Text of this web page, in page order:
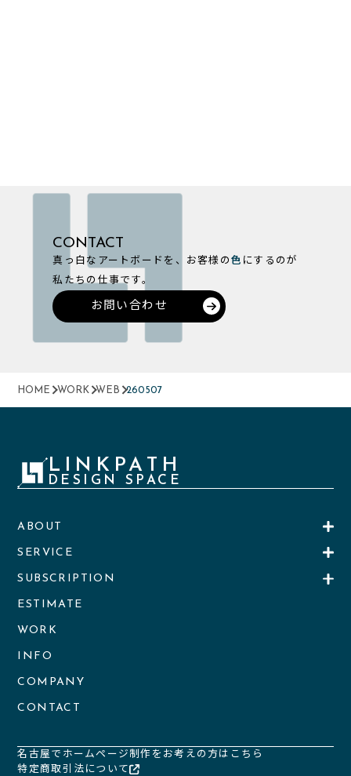
CONTACT
真っ白なアートボードを、お客様の 色 にするのが
私たちの仕事です。
お問い合わせ
HOME WORK WEB 260507
LINKPATH
DESIGN SPACE
ABOUT
SERVICE
SUBSCRIPTION
ESTIMATE
WORK
INFO
COMPANY
CONTACT
名古屋でホームページ制作をお考えの方はこちら
特定商取引法について